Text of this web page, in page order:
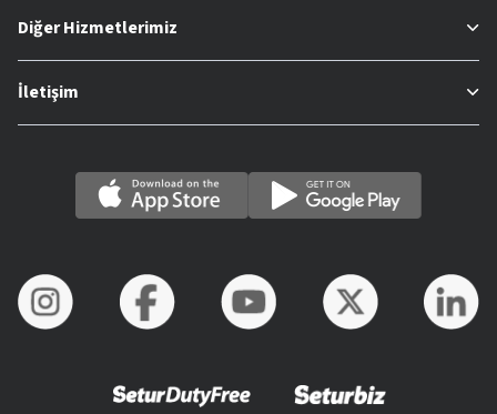
Diğer Hizmetlerimiz
İletişim